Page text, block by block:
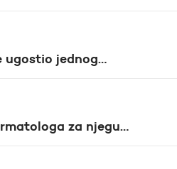
ugostio jednog…
za njegu…